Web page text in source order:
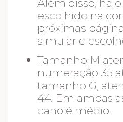
Além disso, há
escolhido na
próximas
simular e
Tamanho M
numeração 35
tamanho G,
44. Em ambas
cano é médio.